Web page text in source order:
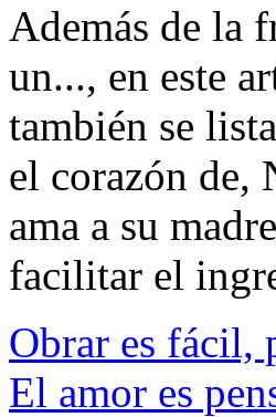
Además de la
un..., en este
también se
el corazón de,
ama a su
facilitar el
Obrar es fácil,
El amor es